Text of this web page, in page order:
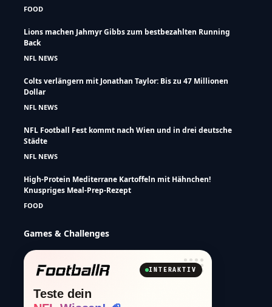
FOOD
Lions machen Jahmyr Gibbs zum bestbezahlten Running
Back
NFL NEWS
Colts verlängern mit Jonathan Taylor: Bis zu 47 Millionen
Dollar
NFL NEWS
NFL Football Fest kommt nach Wien und in drei deutsche
Städte
NFL NEWS
High-Protein Mediterrane Kartoffeln mit Hähnchen!
Knuspriges Meal-Prep-Rezept
FOOD
Games & Challenges
INTERAKTIV
Teste dein